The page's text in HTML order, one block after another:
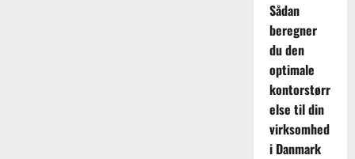
Sådan
beregner
du den
optimale
kontorstørr
else til din
virksomhed
i Danmark